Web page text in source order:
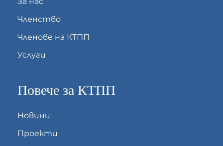
Членство
Членове на КТПП
Услуги
Повече за КТПП
Новини
Проекти